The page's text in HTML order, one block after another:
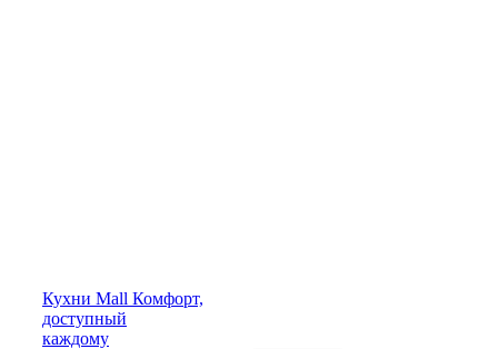
Кухни Mall Комфорт,
доступный
каждому